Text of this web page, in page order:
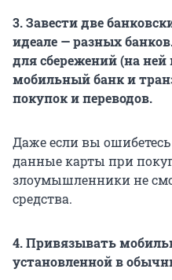
3. Завести две
идеале — разных
для сбережений (на
мобильный банк и
покупок и переводов.
Даже если вы
данные карты при
злоумышленники не
средства.
4. Привязывать
установленной в